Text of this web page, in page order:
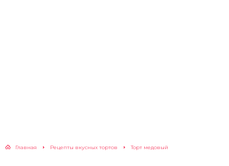
Главная Рецепты вкусных тортов Торт медовый